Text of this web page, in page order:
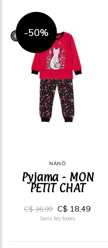
-50%
NANÖ
Pyjama - MON
PETIT CHAT
C$ 36,99 C$ 18,49
Sans les taxes